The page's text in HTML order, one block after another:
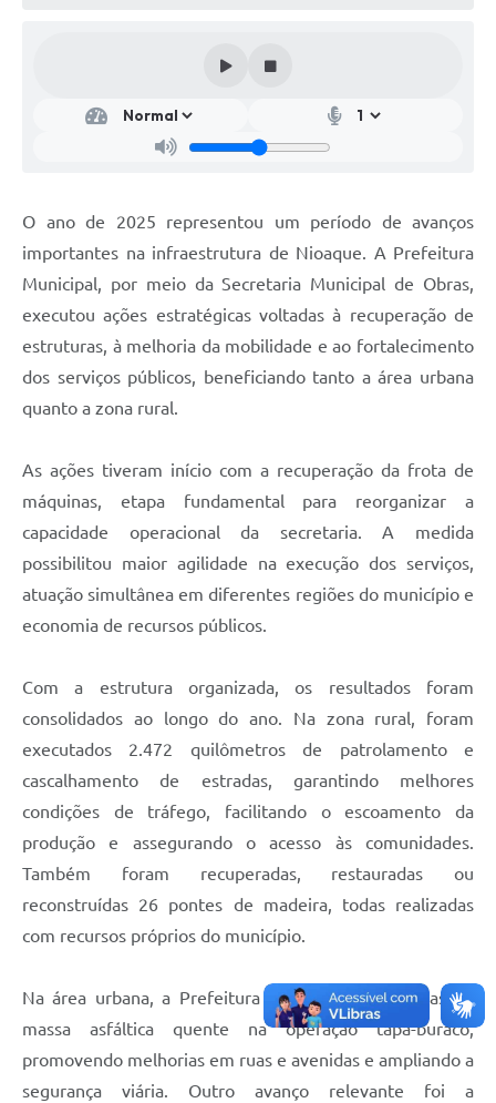
O ano de 2025 representou um período de avanços
importantes na infraestrutura de Nioaque. A Prefeitura
Municipal, por meio da Secretaria Municipal de Obras,
executou ações estratégicas voltadas à recuperação de
estruturas, à melhoria da mobilidade e ao fortalecimento
dos serviços públicos, beneficiando tanto a área urbana
quanto a zona rural.
As ações tiveram início com a recuperação da frota de
máquinas, etapa fundamental para reorganizar a
capacidade operacional da secretaria. A medida
possibilitou maior agilidade na execução dos serviços,
atuação simultânea em diferentes regiões do município e
economia de recursos públicos.
Com a estrutura organizada, os resultados foram
consolidados ao longo do ano. Na zona rural, foram
executados 2.472 quilômetros de patrolamento e
cascalhamento de estradas, garantindo melhores
condições de tráfego, facilitando o escoamento da
produção e assegurando o acesso às comunidades.
Também foram recuperadas, restauradas ou
reconstruídas 26 pontes de madeira, todas realizadas
com recursos próprios do município.
Na área urbana, a Prefeitura aplicou 196 toneladas de
massa asfáltica quente na operação tapa-buraco,
promovendo melhorias em ruas e avenidas e ampliando a
segurança viária. Outro avanço relevante foi a